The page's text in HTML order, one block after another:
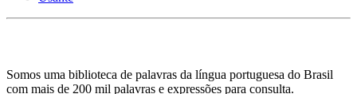
Somos uma biblioteca de palavras da língua portuguesa do Brasil
com mais de 200 mil palavras e expressões para consulta.